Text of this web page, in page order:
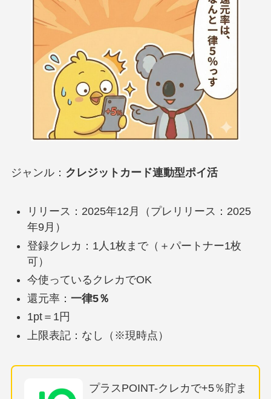
ジャンル： クレジットカード連動型ポイ活
リリース：2025年12月（プレリリース：2025
年9月）
登録クレカ：1人1枚まで（＋パートナー1枚
可）
今使っているクレカでOK
還元率： 一律5％
1pt＝1円
上限表記：なし（※現時点）
プラスPOINT-クレカで+5％貯ま